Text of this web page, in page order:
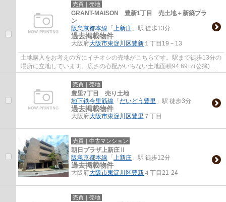
売買｜売地
GRANT-MAISON 豊新1丁目 売土地＋新築プラ
ン
阪急京都本線 「 上新庄 」駅 徒歩13分
過去掲載物件
大阪府大阪市東淀川区豊新 １丁目19－13
土地購入をお考えの方にイチオシの売地がこちらです。駅まで徒歩13分の
場所に立地しています。広さの心配がいらない土地面積94.69㎡(公簿)。
地元密着、そして不動産のプロである当社ス...
売買｜売地
豊里7丁目 売り土地
地下鉄今里筋線 「 だいどう豊里 」駅 徒歩3分
過去掲載物件
大阪府大阪市東淀川区豊里 ７丁目
売買｜中古マンション
朝日プラザ上新庄Ⅱ
阪急京都本線 「 上新庄 」駅 徒歩12分
過去掲載物件
大阪府大阪市東淀川区豊新 ４丁目21‐24
売買｜売地